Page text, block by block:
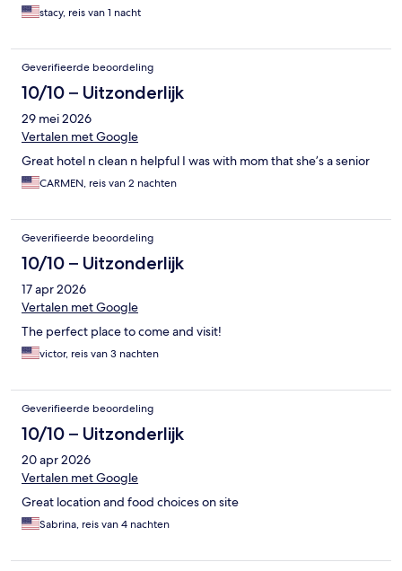
stacy, reis van 1 nacht
Geverifieerde beoordeling
10/10 – Uitzonderlijk
29 mei 2026
Vertalen met Google
Great hotel n clean n helpful I was with mom that she’s a senior
CARMEN, reis van 2 nachten
Geverifieerde beoordeling
10/10 – Uitzonderlijk
17 apr 2026
Vertalen met Google
The perfect place to come and visit!
victor, reis van 3 nachten
Geverifieerde beoordeling
10/10 – Uitzonderlijk
20 apr 2026
Vertalen met Google
Great location and food choices on site
Sabrina, reis van 4 nachten